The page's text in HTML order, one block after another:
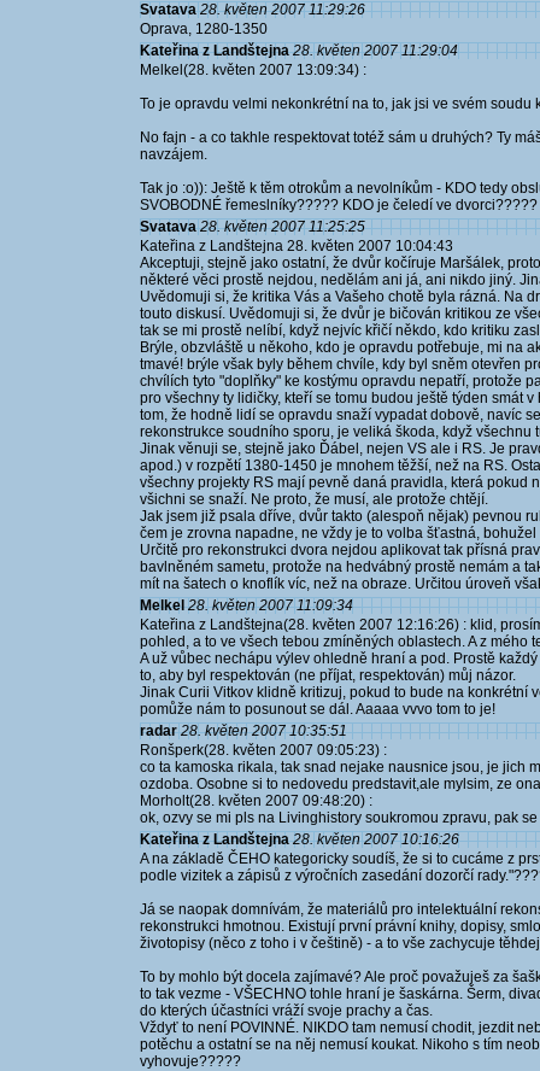
Svatava 28. květen 2007 11:29:26
Oprava, 1280-1350
Kateřina z Landštejna 28. květen 2007 11:29:04
Melkel(28. květen 2007 13:09:34) :
To je opravdu velmi nekonkrétní na to, jak jsi ve svém soudu
No fajn - a co takhle respektovat totéž sám u druhých? Ty
navzájem.
Tak jo :o)): Ještě k těm otrokům a nevolníkům - KDO tedy
SVOBODNÉ řemeslníky????? KDO je čeledí ve dvorci?????
Svatava 28. květen 2007 11:25:25
Kateřina z Landštejna 28. květen 2007 10:04:43
Akceptuji, stejně jako ostatní, že dvůr kočíruje Maršálek,
některé věci prostě nejdou, nedělám ani já, ani nikdo jiný.
Uvědomuji si, že kritika Vás a Vašeho chotě byla rázná. Na
touto diskusí. Uvědomuji si, že dvůr je bičován kritikou ze
tak se mi prostě nelíbí, když nejvíc křičí někdo, kdo kritiku
Brýle, obzvláště u někoho, kdo je opravdu potřebuje, mi na
tmavé! brýle však byly během chvíle, kdy byl sněm otevřen
chvílích tyto "doplňky" ke kostýmu opravdu nepatří, protože
pro všechny ty lidičky, kteří se tomu budou ještě týden smát
tom, že hodně lidí se opravdu snaží vypadat dobově, navíc
rekonstrukce soudního sporu, je veliká škoda, když
Jinak věnuji se, stejně jako Ďábel, nejen VS ale i RS. Je
apod.) v rozpětí 1380-1450 je mnohem těžší, než na RS.
všechny projekty RS mají pevně daná pravidla, která pokud
všichni se snaží. Ne proto, že musí, ale protože chtějí.
Jak jsem již psala dříve, dvůr takto (alespoň nějak) pevnou
čem je zrovna napadne, ne vždy je to volba šťastná,
Určitě pro rekonstrukci dvora nejdou aplikovat tak přísná
bavlněném sametu, protože na hedvábný prostě nemám a
mít na šatech o knoflík víc, než na obraze. Určitou úroveň
Melkel 28. květen 2007 11:09:34
Kateřina z Landštejna(28. květen 2007 12:16:26) : klid,
pohled, a to ve všech tebou zmíněných oblastech. A z mého
A už vůbec nechápu výlev ohledně hraní a pod. Prostě
to, aby byl respektován (ne příjat, respektován) můj názor.
Jinak Curii Vitkov klidně kritizuj, pokud to bude na konkrétní
pomůže nám to posunout se dál. Aaaaa vvvo tom to je!
radar 28. květen 2007 10:35:51
Ronšperk(28. květen 2007 09:05:23) :
co ta kamoska rikala, tak snad nejake nausnice jsou, je jich
ozdoba. Osobne si to nedovedu predstavit,ale mylsim, ze
Morholt(28. květen 2007 09:48:20) :
ok, ozvy se mi pls na Livinghistory soukromou zpravu, pak
Kateřina z Landštejna 28. květen 2007 10:16:26
A na základě ČEHO kategoricky soudíš, že si to cucáme z
podle vizitek a zápisů z výročních zasedání dozorčí
Já se naopak domnívám, že materiálů pro intelektuální
rekonstrukci hmotnou. Existují první právní knihy, dopisy,
životopisy (něco z toho i v češtině) - a to vše zachycuje
To by mohlo být docela zajímavé? Ale proč považuješ za
to tak vezme - VŠECHNO tohle hraní je šaskárna. Šerm,
do kterých účastníci vráží svoje prachy a čas.
Vždyť to není POVINNÉ. NIKDO tam nemusí chodit, jezdit
potěchu a ostatní se na něj nemusí koukat. Nikoho s tím
vyhovuje?????